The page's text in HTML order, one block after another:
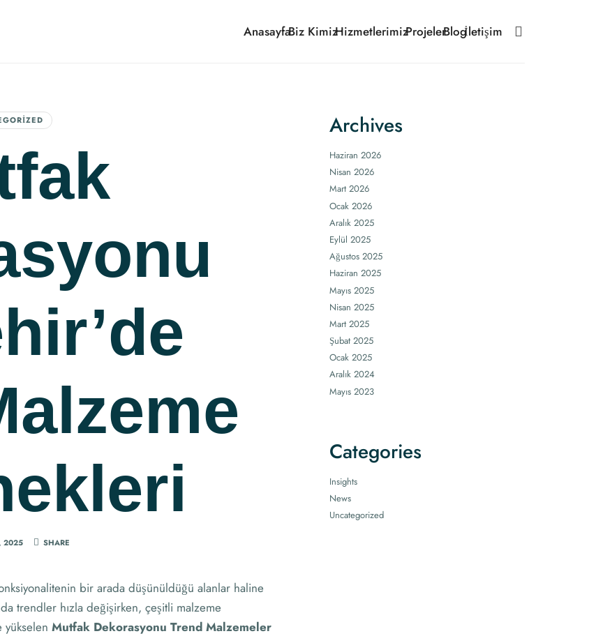
AnasayfaBiz KimizHizmetlerimizProjelerBlogİletişim
2025 SHARE
bir arada düşünüldüğü alanlar haline
trendler hızla değişirken, çeşitli malzeme
yükselen Mutfak Dekorasyonu Trend Malzemeler
Archives
Haziran 2026
Nisan 2026
Mart 2026
Ocak 2026
Aralık 2025
Eylül 2025
Ağustos 2025
Haziran 2025
Mayıs 2025
Nisan 2025
Mart 2025
Şubat 2025
Ocak 2025
Aralık 2024
Mayıs 2023
Categories
Insights
News
Uncategorized